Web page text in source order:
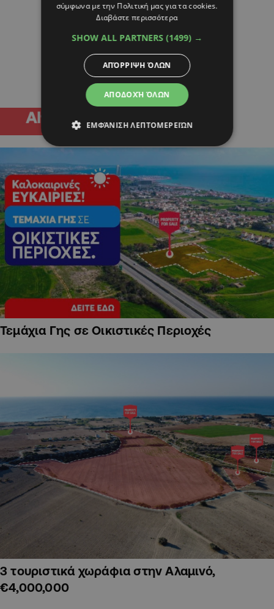
Τεμάχια Γης σε Οικιστικές Περιοχές
3 τουριστικά χωράφια στην Αλαμινό,
€4,000,000
σύμφωνα με την Πολιτική μας για τα cookies.
Διαβάστε περισσότερα
SHOW ALL PARTNERS (1499) →
ΑΠΟΔΟΧΉ ΌΛΩΝ
ΑΠΌΡΡΙΨΗ ΌΛΩΝ
ΕΜΦΆΝΙΣΗ ΛΕΠΤΟΜΕΡΕΙΏΝ